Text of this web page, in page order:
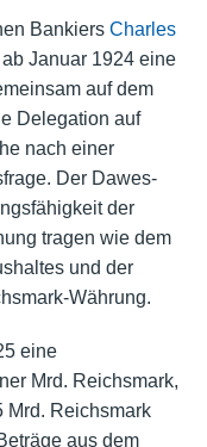
Bankiers Charles
Januar 1924 eine
auf dem
Delegation auf
nach einer
Der Dawes-
der
tragen wie dem
und der
Währung.
eine
Mrd. Reichsmark,
Mrd. Reichsmark
aus dem